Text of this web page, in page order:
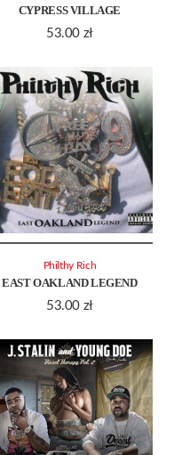
CYPRESS VILLAGE
53.00 zł
EAST OAKLAND LEGEND
53.00 zł
Philthy Rich